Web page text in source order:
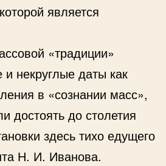
является
«традиции»
и некруглые даты как
в «сознании масс»,
достоять до столетия
здесь тихо едущего
Н. И. Иванова.